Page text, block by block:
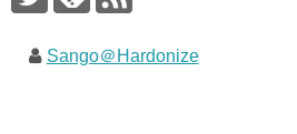
Sango＠Hardonize